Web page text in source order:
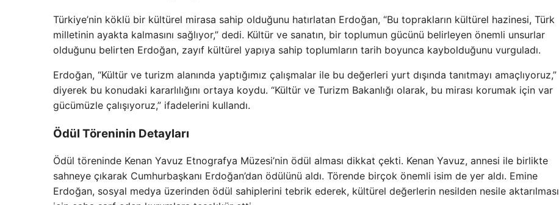
Türkiye’nin köklü bir kültürel mirasa sahip olduğunu hatırlatan Erdoğan, “Bu toprakların kültürel hazinesi, Türk
milletinin ayakta kalmasını sağlıyor,” dedi. Kültür ve sanatın, bir toplumun gücünü belirleyen önemli unsurlar
olduğunu belirten Erdoğan, zayıf kültürel yapıya sahip toplumların tarih boyunca kaybolduğunu vurguladı.
Erdoğan, “Kültür ve turizm alanında yaptığımız çalışmalar ile bu değerleri yurt dışında tanıtmayı amaçlıyoruz,”
diyerek bu konudaki kararlılığını ortaya koydu. “Kültür ve Turizm Bakanlığı olarak, bu mirası korumak için var
gücümüzle çalışıyoruz,” ifadelerini kullandı.
Ödül Töreninin Detayları
Ödül töreninde Kenan Yavuz Etnografya Müzesi’nin ödül alması dikkat çekti. Kenan Yavuz, annesi ile birlikte
sahneye çıkarak Cumhurbaşkanı Erdoğan’dan ödülünü aldı. Törende birçok önemli isim de yer aldı. Emine
Erdoğan, sosyal medya üzerinden ödül sahiplerini tebrik ederek, kültürel değerlerin nesilden nesile aktarılması